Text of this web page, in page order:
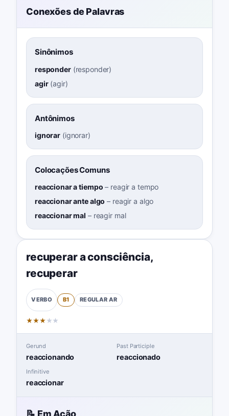
Conexões de Palavras
Sinônimos
responder(responder)
agir(agir)
Antônimos
ignorar (ignorar)
Colocações Comuns
reaccionar a tiempo – reagir a tempo
reaccionar ante algo – reagir a algo
reaccionar mal – reagir mal
recuperar a consciência,
recuperar
VERBO B1 REGULAR AR
★★★ ★ ★
Gerund
reaccionando
Past Participle
reaccionado
Infinitive
reaccionar
📝 Em Ação